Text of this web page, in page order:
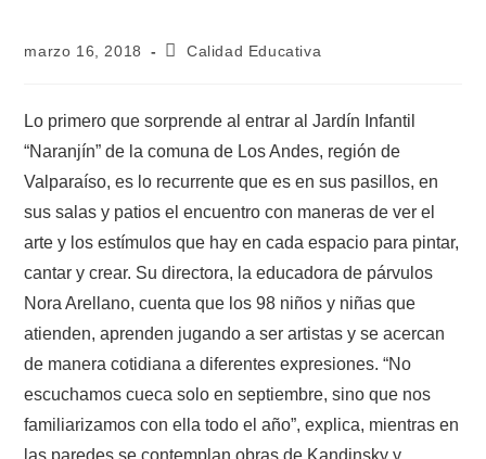
marzo 16, 2018 Calidad Educativa
Lo primero que sorprende al entrar al Jardín Infantil
“Naranjín” de la comuna de Los Andes, región de
Valparaíso, es lo recurrente que es en sus pasillos, en
sus salas y patios el encuentro con maneras de ver el
arte y los estímulos que hay en cada espacio para pintar,
cantar y crear. Su directora, la educadora de párvulos
Nora Arellano, cuenta que los 98 niños y niñas que
atienden, aprenden jugando a ser artistas y se acercan
de manera cotidiana a diferentes expresiones. “No
escuchamos cueca solo en septiembre, sino que nos
familiarizamos con ella todo el año”, explica, mientras en